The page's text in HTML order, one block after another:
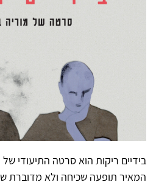
בידיים ריקות הוא סרטה התיעודי של
המאיר תופעה שכיחה ולא מדוברת